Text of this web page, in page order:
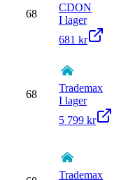
68
CDON
I lager
681 kr
68
Trademax
I lager
5 799 kr
Trademax